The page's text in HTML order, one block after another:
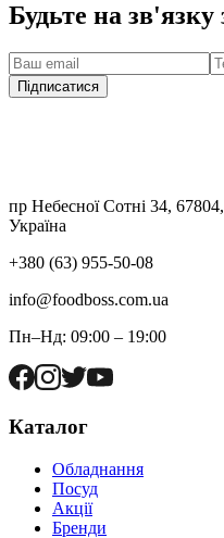
Будьте на зв'язку
Підписатися
пр Небесної Сотні 34,
Україна
+380 (63) 955-50-08
info@foodboss.com.ua
Пн–Нд: 09:00 – 19:00
Каталог
Обладнання
Посуд
Акції
Бренди